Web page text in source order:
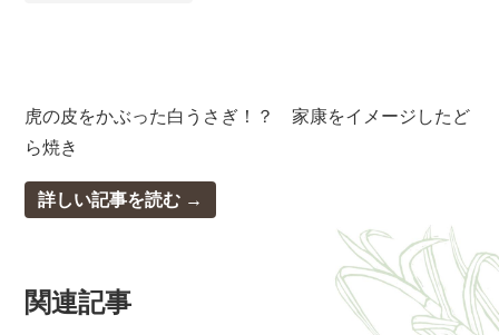
虎の皮をかぶった白うさぎ！？ 家康をイメージしたど
ら焼き
詳しい記事を読む
関連記事